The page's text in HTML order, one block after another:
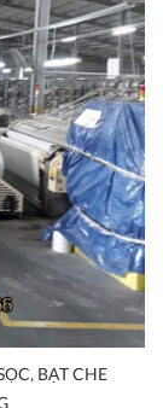
BẠT CHE